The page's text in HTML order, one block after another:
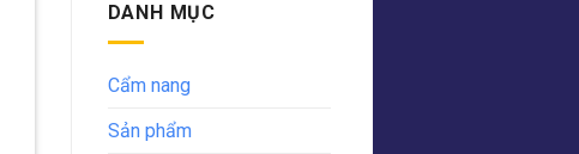
DANH MỤC
Cẩm nang
Sản phẩm